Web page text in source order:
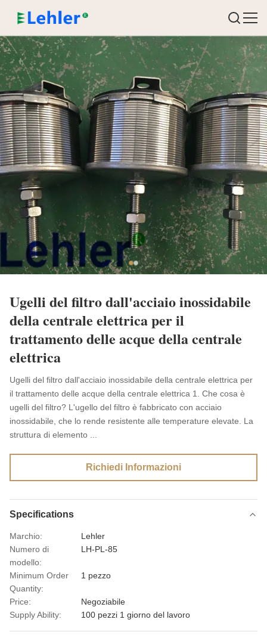
Ugelli del filtro dall'acciaio inossidabile
della centrale elettrica per il
trattamento delle acque della centrale
elettrica
Ugelli del filtro dall'acciaio inossidabile della centrale elettrica per
il trattamento delle acque della centrale elettrica 1. Che cosa è
ugelli del filtro? L'ugello del filtro è fabbricato con acciaio
inossidabile, che lo rende resistente alle temperature elevate. La
struttura di elemento ...
Richiedi Informazioni
Specifications
Marchio:
Lehler
Numero di
modello:
LH-PL-85
Minimum Order
Quantity:
1 pezzo
Price:
Negoziabile
Supply Ability:
100 pezzi 1 giorno del lavoro